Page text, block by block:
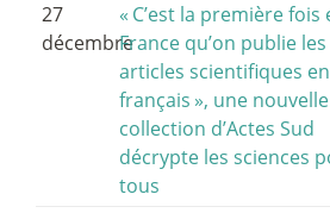
27
décembre
« C’est la première fois
France qu’on publie les
articles scientifiques en
français », une nouvelle
collection d’Actes Sud
décrypte les sciences
tous